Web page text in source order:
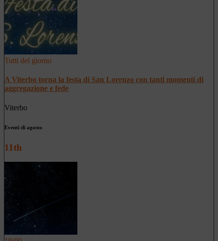
Tutti del giorno
A Viterbo torna la festa di San Lorenzo con tanti momenti di
aggregazione e fede
Viterbo
Eventi di agosto
11th